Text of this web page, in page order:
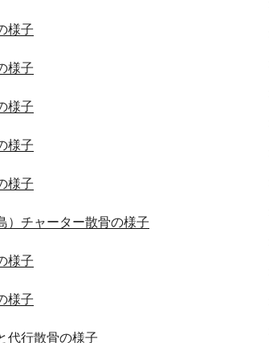
様子
様子
様子
様子
様子
）チャーター散骨の様子
様子
様子
代行散骨の様子